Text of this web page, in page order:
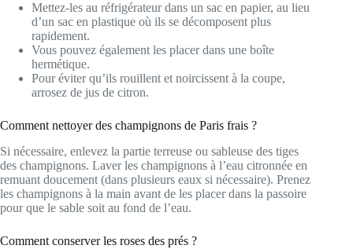
Mettez-les au réfrigérateur dans un sac en papier, au lieu
d’un sac en plastique où ils se décomposent plus
rapidement.
Vous pouvez également les placer dans une boîte
hermétique.
Pour éviter qu’ils rouillent et noircissent à la coupe,
arrosez de jus de citron.
Comment nettoyer des champignons de Paris frais ?
Si nécessaire, enlevez la partie terreuse ou sableuse des tiges
des champignons. Laver les champignons à l’eau citronnée en
remuant doucement (dans plusieurs eaux si nécessaire). Prenez
les champignons à la main avant de les placer dans la passoire
pour que le sable soit au fond de l’eau.
Comment conserver les roses des prés ?